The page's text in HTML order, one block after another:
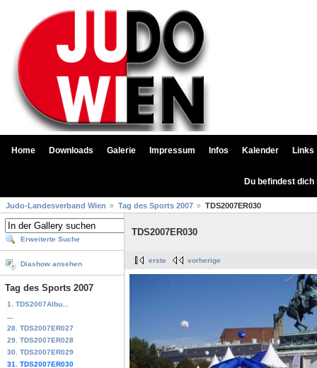
Home Downloads Galerie Impressum Infos Kalender Links
Du befindest
Judo-Landesverband Wien Tag des Sports 2007 TDS2007ER030
Erweiterte Suche
Diashow ansehen
Tag des Sports 2007
1. TDS2007Albu...
28. TDS2007ER027
29. TDS2007ER028
30. TDS2007ER029
31. TDS2007ER030
TDS2007ER030
erste vorherige